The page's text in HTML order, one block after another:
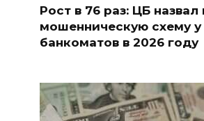
Рост в 76 раз: ЦБ назвал
мошенническую схему у
банкоматов в 2026 году